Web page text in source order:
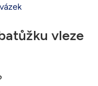
vleze